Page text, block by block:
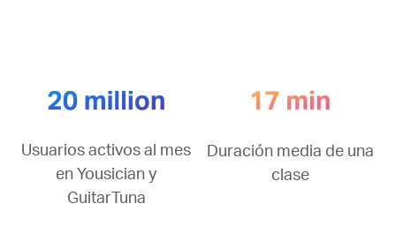
Usuarios activos al mes
en Yousician y
GuitarTuna
Duración media de una
clase